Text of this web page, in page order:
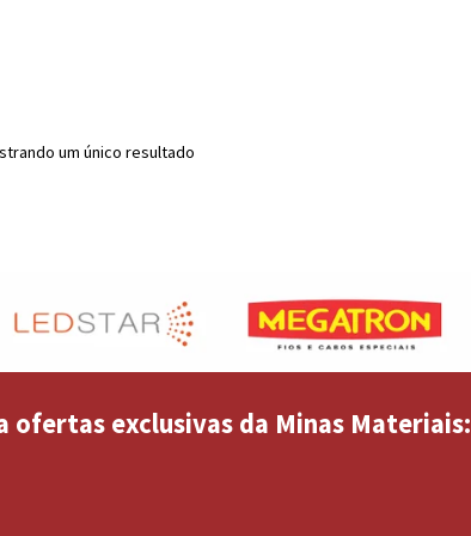
um único resultado
ofertas exclusivas da Minas Materiais: